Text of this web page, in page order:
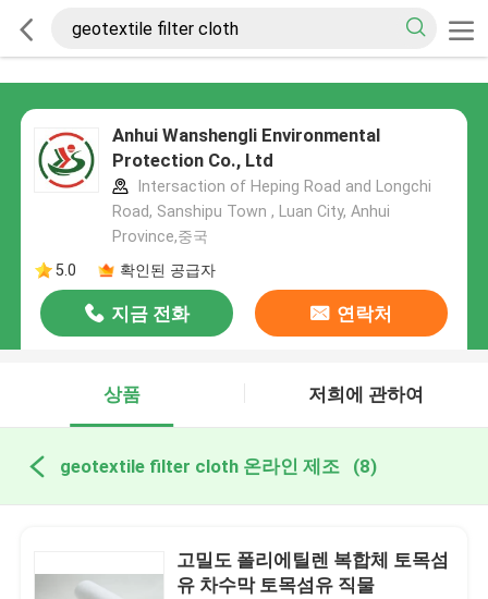
Anhui Wanshengli Environmental
Protection Co., Ltd
Intersaction of Heping Road and Longchi
Road, Sanshipu Town , Luan City, Anhui
Province,중국
5.0
확인된 공급자
지금 전화 연락처
상품 저희에 관하여
geotextile filter cloth 온라인 제조 (8)
고밀도 폴리에틸렌 복합체 토목섬
유 차수막 토목섬유 직물